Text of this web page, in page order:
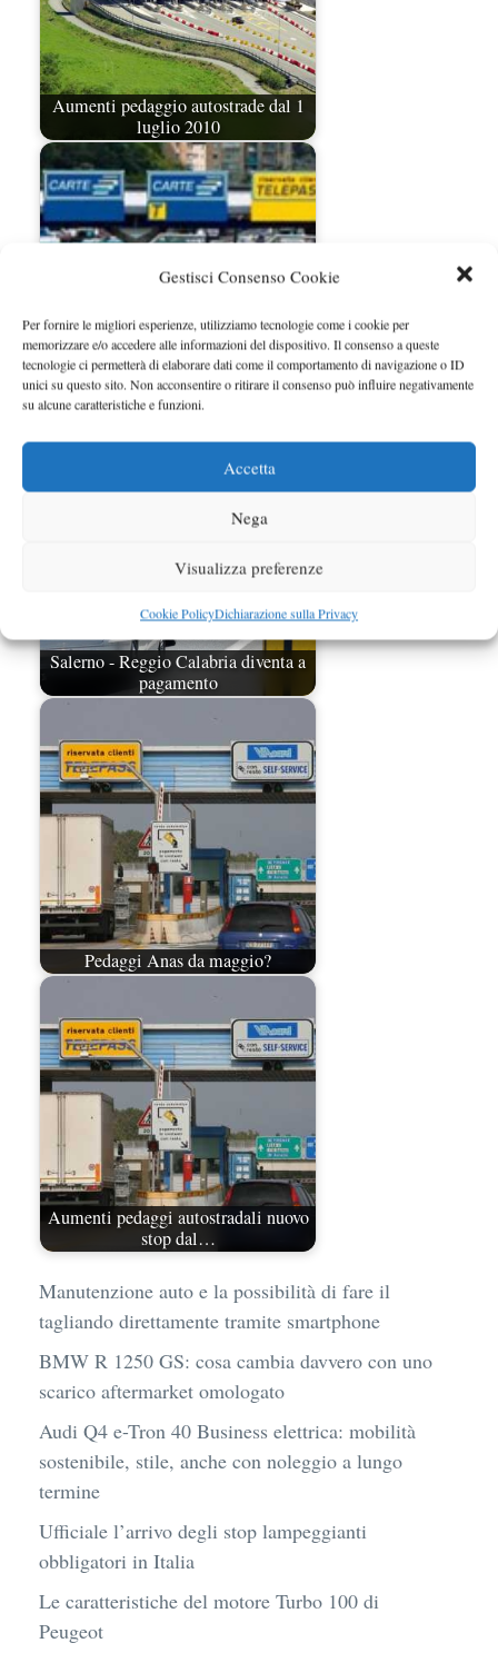
Gestisci Consenso Cookie
Per fornire le migliori esperienze, utilizziamo tecnologie come i cookie per
memorizzare e/o accedere alle informazioni del dispositivo. Il consenso a queste
tecnologie ci permetterà di elaborare dati come il comportamento di navigazione o ID
unici su questo sito. Non acconsentire o ritirare il consenso può influire negativamente
su alcune caratteristiche e funzioni.
Accetta
Nega
Visualizza preferenze
Cookie PolicyDichiarazione sulla Privacy
Aumenti pedaggio autostrade dal 1
luglio 2010
Aumenti pedaggi autostradali sospesi
dall'ANAS
Salerno - Reggio Calabria diventa a
pagamento
Pedaggi Anas da maggio?
Aumenti pedaggi autostradali nuovo
stop dal…
Manutenzione auto e la possibilità di fare il
tagliando direttamente tramite smartphone
BMW R 1250 GS: cosa cambia davvero con uno
scarico aftermarket omologato
Audi Q4 e-Tron 40 Business elettrica: mobilità
sostenibile, stile, anche con noleggio a lungo
termine
Ufficiale l’arrivo degli stop lampeggianti
obbligatori in Italia
Le caratteristiche del motore Turbo 100 di
Peugeot